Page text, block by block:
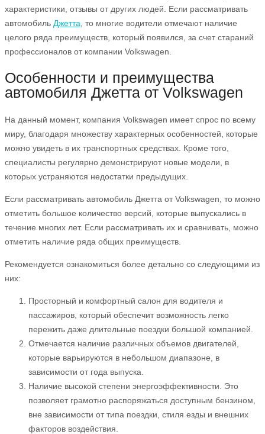
характеристики, отзывы от других людей. Если рассматривать
автомобиль Джетта , то многие водители отмечают наличие
целого ряда преимуществ, который появился, за счет стараний
профессионалов от компании Volkswagen.
Особенности и преимущества
автомобиля Джетта от Volkswagen
На данный момент, компания Volkswagen имеет спрос по всему
миру, благодаря множеству характерных особенностей, которые
можно увидеть в их транспортных средствах. Кроме того,
специалисты регулярно демонстрируют новые модели, в
которых устраняются недостатки предыдущих.
Если рассматривать автомобиль Джетта от Volkswagen, то можно
отметить большое количество версий, которые выпускались в
течение многих лет. Если рассматривать их и сравнивать, можно
отметить наличие ряда общих преимуществ.
Рекомендуется ознакомиться более детально со следующими из
них:
Просторный и комфортный салон для водителя и
пассажиров, который обеспечит возможность легко
пережить даже длительные поездки большой компанией.
Отмечается наличие различных объемов двигателей,
которые варьируются в небольшом диапазоне, в
зависимости от года выпуска.
Наличие высокой степени энергоэффективности. Это
позволяет грамотно распоряжаться доступным бензином,
вне зависимости от типа поездки, стиля езды и внешних
факторов воздействия.